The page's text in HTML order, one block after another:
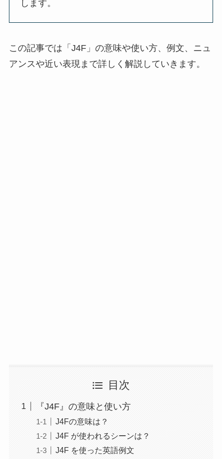
します。
この記事では「J4F」の意味や使い方、例文、ニュ
アンスや近い表現まで詳しく解説していきます。
目次
『J4F』の意味と使い方
J4Fの意味は？
J4F が使われるシーンは？
J4F を使った英語例文